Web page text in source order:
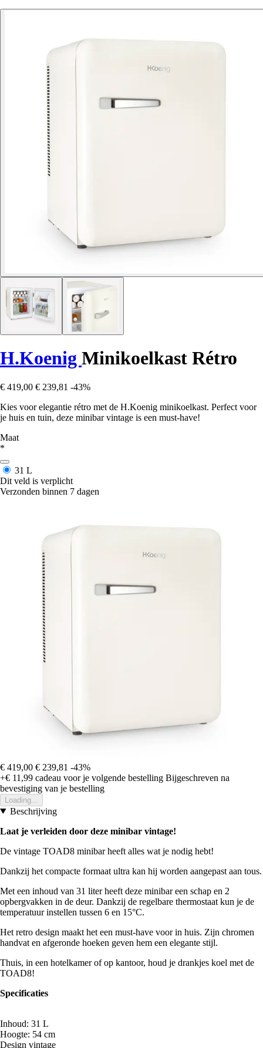
H.Koenig Minikoelkast Rétro
€ 419,00 € 239,81 -43%
Kies voor elegantie rétro met de H.Koenig minikoelkast. Perfect voor
je huis en tuin, deze minibar vintage is een must-have!
Maat
*
31 L
Dit veld is verplicht
Verzonden binnen 7 dagen
€ 419,00 € 239,81 -43%
+€ 11,99 cadeau voor je volgende bestelling Bijgeschreven na
bevestiging van je bestelling
Loading...
Beschrijving
Laat je verleiden door deze minibar vintage!
De vintage TOAD8 minibar heeft alles wat je nodig hebt!
Dankzij het compacte formaat ultra kan hij worden aangepast aan tous.
Met een inhoud van 31 liter heeft deze minibar een schap en 2
opbergvakken in de deur. Dankzij de regelbare thermostaat kun je de
temperatuur instellen tussen 6 en 15°C.
Het retro design maakt het een must-have voor in huis. Zijn chromen
handvat en afgeronde hoeken geven hem een elegante stijl.
Thuis, in een hotelkamer of op kantoor, houd je drankjes koel met de
TOAD8!
Specificaties
Inhoud: 31 L
Hoogte: 54 cm
Design vintage